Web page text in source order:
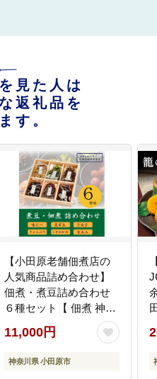
見た人は
返礼品を
す。
【小田原老舗佃煮店の
人気商品詰め合わせ】
佃煮・煮豆詰め合わせ
６種セット【 佃煮 神奈
川県 小田原市 】
11,000円
神奈川県 小田原市